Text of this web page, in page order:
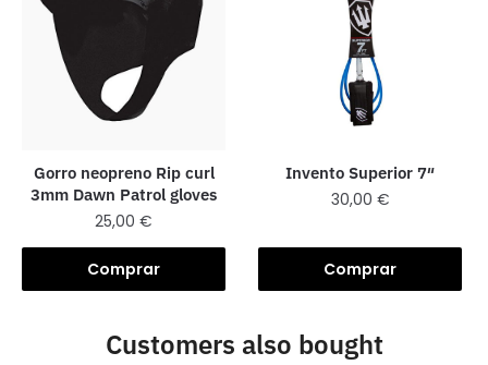
Gorro neopreno Rip curl
3mm Dawn Patrol gloves
25,00€
Comprar
Invento Superior 7″
30,00 €
Comprar
Customers also bought